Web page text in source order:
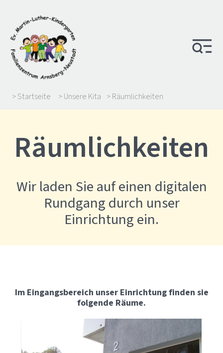
> Startseite > Unsere Kita > Räumlichkeiten
Räumlichkeiten
Wir laden Sie auf einen digitalen
Rundgang durch unser
Einrichtung ein.
Im Eingangsbereich unser Einrichtung finden sie
folgende Räume.